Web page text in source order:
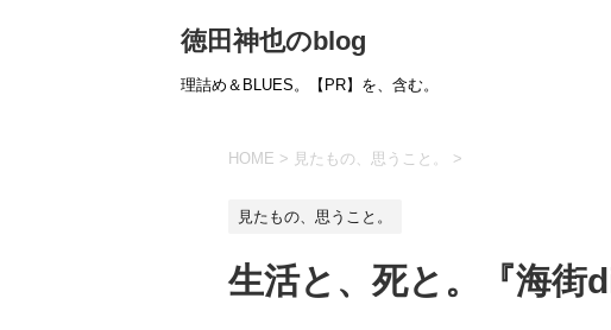
徳田神也のblog
理詰め＆BLUES。【PR】を、含む。
HOME > 見たもの、思うこと。 >
見たもの、思うこと。
生活と、死と。『海街